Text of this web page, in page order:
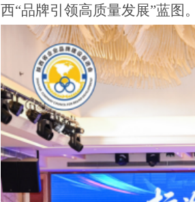
西“品牌引领高质量发展”蓝图。